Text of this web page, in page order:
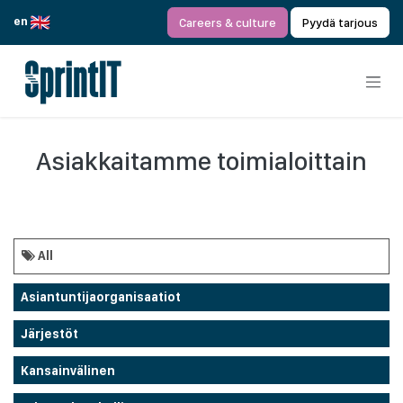
en
Careers & culture Pyydä tarjous
Asiakkaitamme toimialoittain
All
Asiantuntijaorganisaatiot
Järjestöt
Kansainvälinen